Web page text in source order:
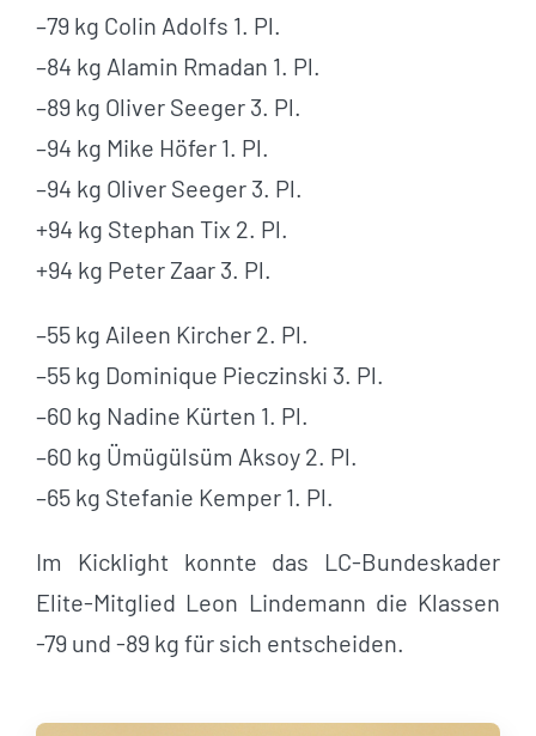
–79 kg Colin Adolfs 1. Pl.
–84 kg Alamin Rmadan 1. Pl.
–89 kg Oliver Seeger 3. Pl.
–94 kg Mike Höfer 1. Pl.
–94 kg Oliver Seeger 3. Pl.
+94 kg Stephan Tix 2. Pl.
+94 kg Peter Zaar 3. Pl.
–55 kg Aileen Kircher 2. Pl.
–55 kg Dominique Pieczinski 3. Pl.
–60 kg Nadine Kürten 1. Pl.
–60 kg Ümügülsüm Aksoy 2. Pl.
–65 kg Stefanie Kemper 1. Pl.
Im Kicklight konnte das LC-Bundeskader
Elite-Mitglied Leon Lindemann die Klassen
-79 und -89 kg für sich entscheiden.